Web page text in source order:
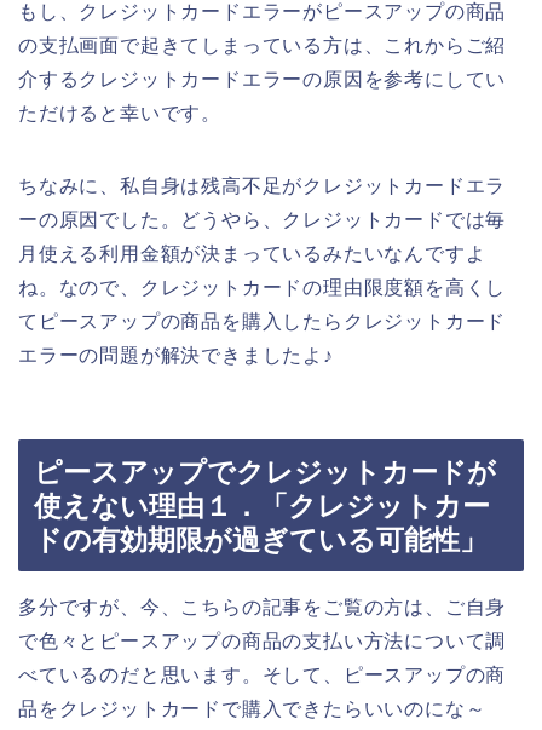
もし、クレジットカードエラーがピースアップの商品
の支払画面で起きてしまっている方は、これからご紹
介するクレジットカードエラーの原因を参考にしてい
ただけると幸いです。
ちなみに、私自身は残高不足がクレジットカードエラ
ーの原因でした。どうやら、クレジットカードでは毎
月使える利用金額が決まっているみたいなんですよ
ね。なので、クレジットカードの理由限度額を高くし
てピースアップの商品を購入したらクレジットカード
エラーの問題が解決できましたよ♪
ピースアップでクレジットカードが
使えない理由１．「クレジットカー
ドの有効期限が過ぎている可能性」
多分ですが、今、こちらの記事をご覧の方は、ご自身
で色々とピースアップの商品の支払い方法について調
べているのだと思います。そして、ピースアップの商
品をクレジットカードで購入できたらいいのにな～